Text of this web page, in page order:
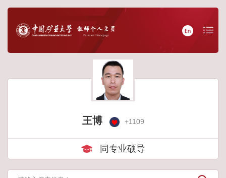
王博 +1109
同专业硕导